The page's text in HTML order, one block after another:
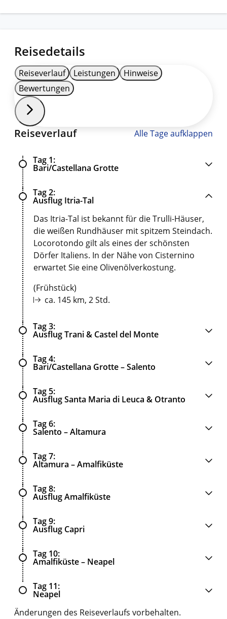
Reisedetails
Reiseverlauf Leistungen
Hinweise
Bewertungen
Reiseverlauf Alle Tage aufklappen
Tag 1
Bari/Castellana Grotte
Tag 2
Ausflug Itria-Tal
Das Itria-Tal ist bekannt für die Trulli-Häuser,
die weißen Rundhäuser mit spitzem Steindach.
Locorotondo gilt als eines der schönsten
Dörfer Italiens. In der Nähe von Cisternino
erwartet Sie eine Olivenölverkostung.
(Frühstück)
ca. 145 km, 2 Std.
Tag 3
Ausflug Trani & Castel del Monte
Tag 4
Bari/Castellana Grotte – Salento
Tag 5
Ausflug Santa Maria di Leuca & Otranto
Tag 6
Salento – Altamura
Tag 7
Altamura – Amalfiküste
Tag 8
Ausflug Amalfiküste
Tag 9
Ausflug Capri
Tag 10
Amalfiküste – Neapel
Tag 11
Neapel
Änderungen des Reiseverlaufs vorbehalten.